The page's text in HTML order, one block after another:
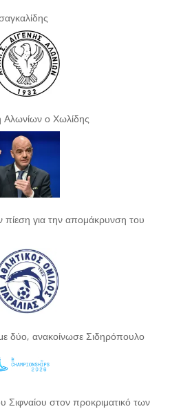
Αλωνίων ο Χωλίδης
πίεση για την απομάκρυνση του
δύο, ανακοίνωσε Σιδηρόπουλο
Σιφναίου στον προκριματικό των